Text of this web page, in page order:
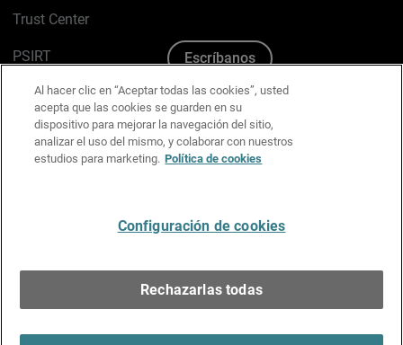
Trust Center
PSIRT
Política de cookies
Política de privacidad
Kit de medios y marca
Escríbanos
Al hacer clic en “Aceptar todas las cookies”, usted
acepta que las cookies se guarden en su
dispositivo para mejorar la navegación del sitio,
analizar el uso del mismo, y colaborar con nuestros
estudios para marketing. Política de cookies
Configuración de cookies
Rechazarlas todas